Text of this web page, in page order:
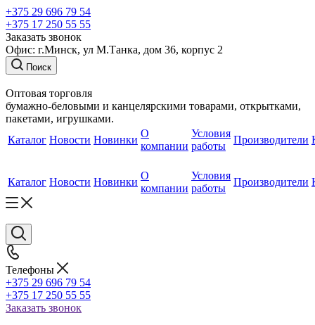
+375 29 696 79 54
+375 17 250 55 55
Заказать звонок
Офис: г.Минск, ул М.Танка, дом 36, корпус 2
Поиск
Оптовая торговля
бумажно-беловыми и канцелярскими товарами, открытками,
пакетами, игрушками.
Каталог Новости Новинки
О
компании
Условия
работы
Производители
Каталог Новости Новинки
О
компании
Условия
работы
Производители
Телефоны
+375 29 696 79 54
+375 17 250 55 55
Заказать звонок